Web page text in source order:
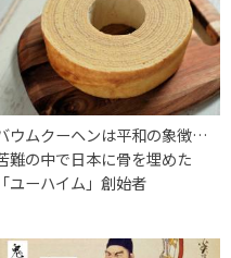
ウムクーヘンは平和の象徴…
難の中で日本に骨を埋めた
「ユーハイム」創始者